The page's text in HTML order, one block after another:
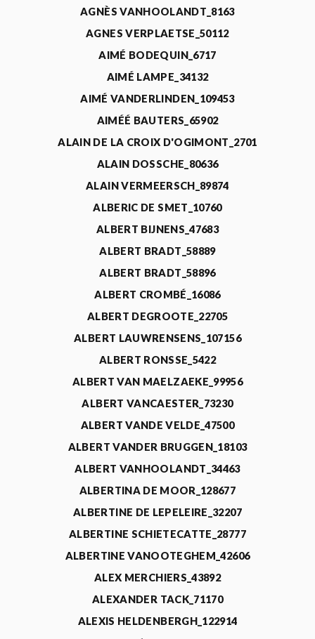
AGNÈS VANHOOLANDT_8163
AGNES VERPLAETSE_50112
AIMÉ BODEQUIN_6717
AIMÉ LAMPE_34132
AIMÉ VANDERLINDEN_109453
AIMÉÉ BAUTERS_65902
ALAIN DE LA CROIX D'OGIMONT_2701
ALAIN DOSSCHE_80636
ALAIN VERMEERSCH_89874
ALBERIC DE SMET_10760
ALBERT BIJNENS_47683
ALBERT BRADT_58889
ALBERT BRADT_58896
ALBERT CROMBÉ_16086
ALBERT DEGROOTE_22705
ALBERT LAUWRENSENS_107156
ALBERT RONSSE_5422
ALBERT VAN MAELZAEKE_99956
ALBERT VANCAESTER_73230
ALBERT VANDE VELDE_47500
ALBERT VANDER BRUGGEN_18103
ALBERT VANHOOLANDT_34463
ALBERTINA DE MOOR_128677
ALBERTINE DE LEPELEIRE_32207
ALBERTINE SCHIETECATTE_28777
ALBERTINE VANOOTEGHEM_42606
ALEX MERCHIERS_43892
ALEXANDER TACK_71170
ALEXIS HELDENBERGH_122914